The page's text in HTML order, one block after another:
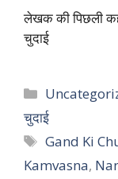
लेखक की पिछली
चुदाई
Categories
चुदाई
Tags
Gand Ki
Kamvasna,